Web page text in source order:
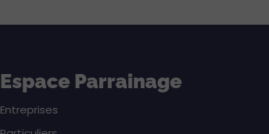
Espace Parrainage
Entreprises